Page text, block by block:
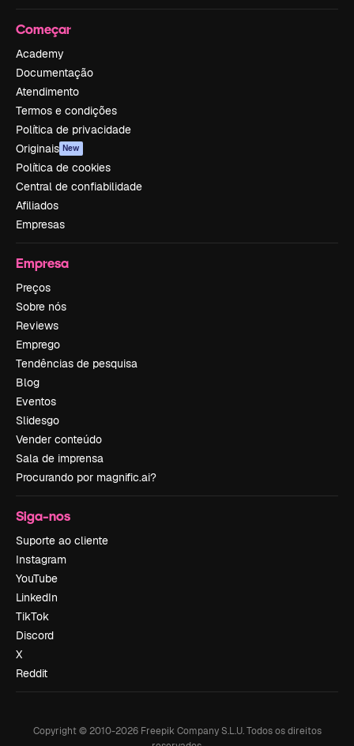
Começar
Academy
Documentação
Atendimento
Termos e condições
Política de privacidade
Originais New
Política de cookies
Central de confiabilidade
Afiliados
Empresas
Empresa
Preços
Sobre nós
Reviews
Emprego
Tendências de pesquisa
Blog
Eventos
Slidesgo
Vender conteúdo
Sala de imprensa
Procurando por magnific.ai?
Siga-nos
Suporte ao cliente
Instagram
YouTube
LinkedIn
TikTok
Discord
X
Reddit
Copyright © 2010-2026Freepik Company S.L.U. Todos os direitos